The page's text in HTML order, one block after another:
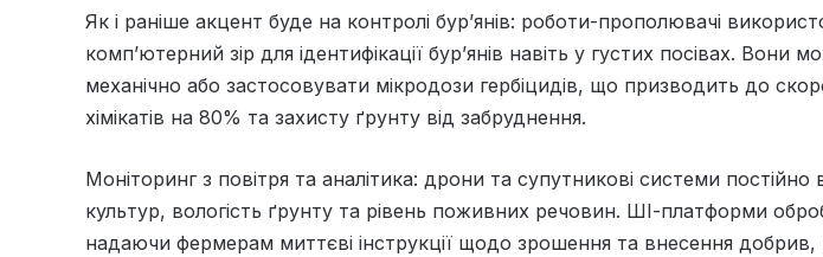
Як і раніше акцент буде на контролі бур’янів: роботи-прополювачі
комп’ютерний зір для ідентифікації бур’янів навіть у густих посівах. Вони
механічно або застосовувати мікродози гербіцидів, що призводить до
хімікатів на 80% та захисту ґрунту від забруднення.
Моніторинг з повітря та аналітика: дрони та супутникові системи
культур, вологість ґрунту та рівень поживних речовин. ШІ-платформи
надаючи фермерам миттєві інструкції щодо зрошення та внесення